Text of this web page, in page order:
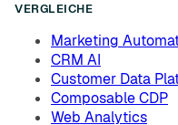
VERGLEICHE
Marketing
CRM AI
Customer Data
Composable CDP
Web Analytics